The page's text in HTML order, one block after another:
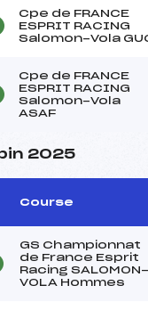
Cpe de FRANCE
ESPRIT RACING
Salomon-Vola
Cpe de FRANCE
ESPRIT RACING
Salomon-Vola
ASAF
2025
Course
GS Championnat
de France Esprit
Racing SALOMON-
VOLA Hommes